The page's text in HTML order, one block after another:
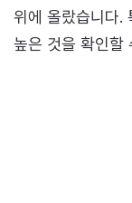
위에 올랐습니다.
높은 것을 확인할